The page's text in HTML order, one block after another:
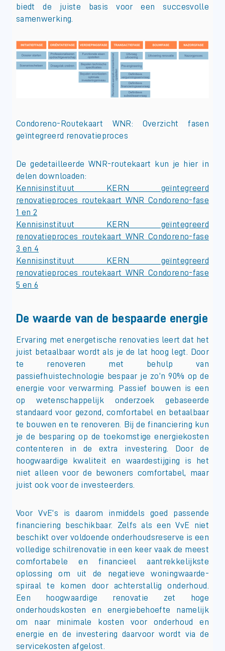
biedt de juiste basis voor een succesvolle
samenwerking.
Condoreno-Routekaart WNR: Overzicht fasen
geïntegreerd renovatieproces
De gedetailleerde WNR-routekaart kun je hier in
delen downloaden:
Kennisinstituut KERN geïntegreerd
renovatieproces routekaart WNR Condoreno-fase
1 en 2
Kennisinstituut KERN geïntegreerd
renovatieproces routekaart WNR Condoreno-fase
3 en 4
Kennisinstituut KERN geïntegreerd
renovatieproces routekaart WNR Condoreno-fase
5 en 6
De waarde van de bespaarde energie
Ervaring met energetische renovaties leert dat het
juist betaalbaar wordt als je de lat hoog legt. Door
te renoveren met behulp van
passiefhuistechnologie bespaar je zo’n 90% op de
energie voor verwarming. Passief bouwen is een
op wetenschappelijk onderzoek gebaseerde
standaard voor gezond, comfortabel en betaalbaar
te bouwen en te renoveren. Bij de financiering kun
je de besparing op de toekomstige energiekosten
contenteren in de extra investering. Door de
hoogwaardige kwaliteit en waardestijging is het
niet alleen voor de bewoners comfortabel, maar
juist ook voor de investeerders.
Voor VvE’s is daarom inmiddels goed passende
financiering beschikbaar. Zelfs als een VvE niet
beschikt over voldoende onderhoudsreserve is een
volledige schilrenovatie in een keer vaak de meest
comfortabele en financieel aantrekkelijkste
oplossing om uit de negatieve woningwaarde-
spiraal te komen door achterstallig onderhoud.
Een hoogwaardige renovatie zet hoge
onderhoudskosten en energiebehoefte namelijk
om naar minimale kosten voor onderhoud en
energie en de investering daarvoor wordt via de
servicekosten afgelost.